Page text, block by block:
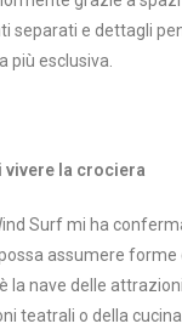
separati e dettagli
più esclusiva.
vivere la crociera
Surf mi ha
assumere
la nave delle
teatrali o della